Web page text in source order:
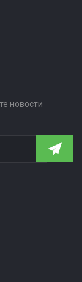
новости